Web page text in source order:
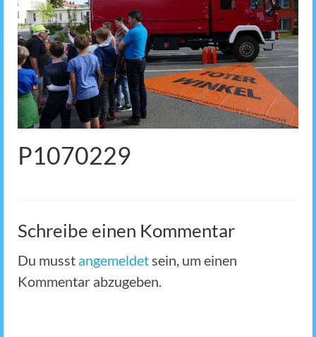
P1070229
Schreibe einen Kommentar
Du musst angemeldet sein, um einen
Kommentar abzugeben.